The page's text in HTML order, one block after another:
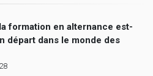
formation en alternance est-
départ dans le monde des